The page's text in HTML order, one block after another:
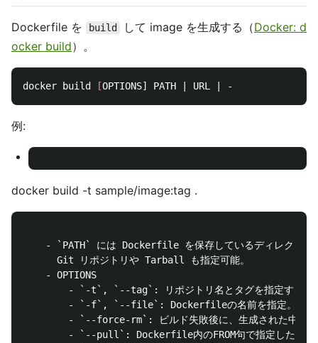
Dockerfile を build して image を生成する（Docker: d
ocker build）。
docker build [
例:
docker build -t sample/image:tag .
- `PATH` には Dockerfile を保存しているディレクトリ
      Git リポジトリや Tarball も指定可能。
    - OPTIONS
- `-t`, `--tag`: リポジトリ名とタグを指定する。
- `-f`, `--file`: Dockerfileの名前を指定。（
- `--force-rm`: ビルド失敗後に、生成された中間
- `--pull`: Dockerfile内のFROM句で指定したベー